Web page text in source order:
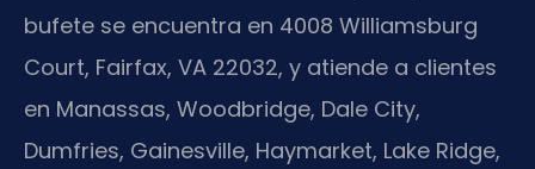
bufete se encuentra en 4008 Williamsburg
Court, Fairfax, VA 22032, y atiende a clientes
en Manassas, Woodbridge, Dale City,
Dumfries, Gainesville, Haymarket, Lake Ridge,